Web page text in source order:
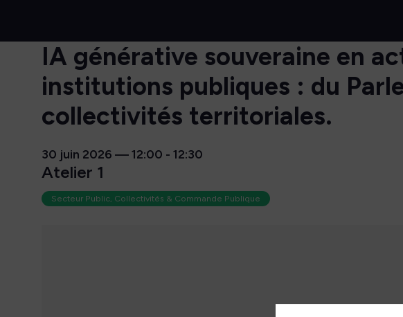
IA générative souveraine en
institutions publiques : du
collectivités territoriales.
30 juin 2026 —12:00 - 12:30
Atelier 1
Secteur Public, Collectivités & Commande Publique